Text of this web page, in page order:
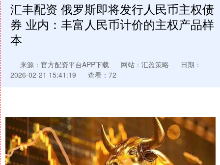
汇丰配资 俄罗斯即将发行人民币主权债
券 业内：丰富人民币计价的主权产品样
本
来源：官方配资平台APP下载 网站：汇盈策略
日期：
2026-02-21 15:41:19
查看：72